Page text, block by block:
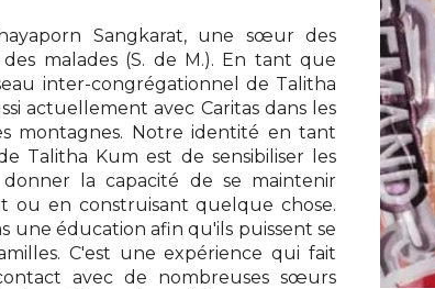
Sangkarat, une sœur des
malades (S. de M.). En tant que
inter-congrégationnel de Talitha
actuellement avec Caritas dans les
montagnes. Notre identité en tant
Talitha Kum est de sensibiliser les
la capacité de se maintenir
ou en construisant quelque chose.
une éducation afin qu'ils puissent se
C'est une expérience qui fait
avec de nombreuses sœurs